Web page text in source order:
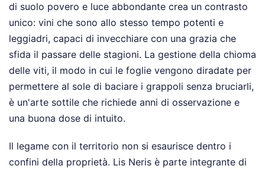
di suolo povero e luce abbondante crea un contrasto
unico: vini che sono allo stesso tempo potenti e
leggiadri, capaci di invecchiare con una grazia che
sfida il passare delle stagioni. La gestione della chioma
delle viti, il modo in cui le foglie vengono diradate per
permettere al sole di baciare i grappoli senza bruciarli,
è un'arte sottile che richiede anni di osservazione e
una buona dose di intuito.
Il legame con il territorio non si esaurisce dentro i
confini della proprietà. Lis Neris è parte integrante di